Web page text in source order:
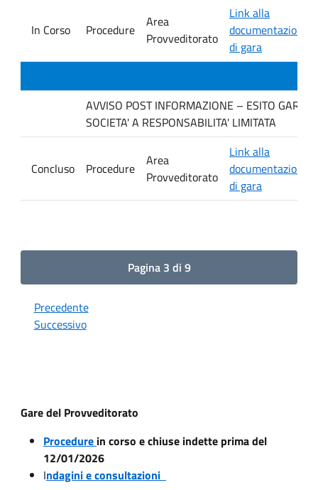
In Corso Procedure
Area
Provveditorato
Link alla
documentazione
di gara
AVVISO POST INFORMAZIONE – ESITO
SOCIETA' A RESPONSABILITA' LIMITATA
Concluso Procedure
Area
Provveditorato
Link alla
documentazione
di gara
Pagina 3 di 9
Precedente
Successivo
Gare del Provveditorato
Procedure in corso e chiuse indette prima del
12/01/2026
Indagini e consultazioni